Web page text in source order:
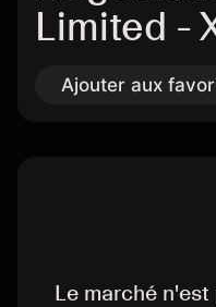
Limited -
Ajouter aux
Le marché